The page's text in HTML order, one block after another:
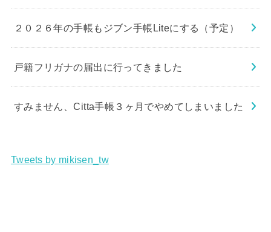
２０２６年の手帳もジブン手帳Liteにする（予定）
戸籍フリガナの届出に行ってきました
すみません、Citta手帳３ヶ月でやめてしまいました
Tweets by mikisen_tw